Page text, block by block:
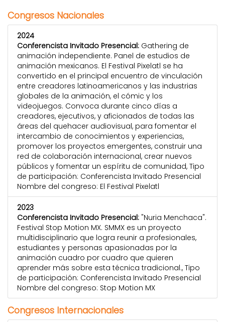
Congresos Nacionales
2024
Conferencista Invitado Presencial: Gathering de
animación independiente. Panel de estudios de
animación mexicanos. El Festival Pixelatl se ha
convertido en el principal encuentro de vinculación
entre creadores latinoamericanos y las industrias
globales de la animación, el cómic y los
videojuegos. Convoca durante cinco días a
creadores, ejecutivos, y aficionados de todas las
áreas del quehacer audiovisual, para fomentar el
intercambio de conocimientos y experiencias,
promover los proyectos emergentes, construir una
red de colaboración internacional, crear nuevos
públicos y fomentar un espíritu de comunidad, Tipo
de participación: Conferencista Invitado Presencial
Nombre del congreso: El Festival Pixelatl
2023
Conferencista Invitado Presencial: "Nuria Menchaca".
Festival Stop Motion MX. SMMX es un proyecto
multidisciplinario que logra reunir a profesionales,
estudiantes y personas apasionadas por la
animación cuadro por cuadro que quieren
aprender más sobre esta técnica tradicional., Tipo
de participación: Conferencista Invitado Presencial
Nombre del congreso: Stop Motion MX
Congresos Internacionales